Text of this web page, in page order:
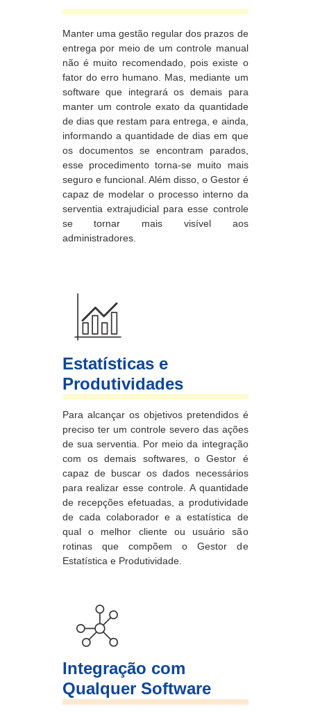
Manter uma gestão regular dos prazos de
entrega por meio de um controle manual
não é muito recomendado, pois existe o
fator do erro humano. Mas, mediante um
software que integrará os demais para
manter um controle exato da quantidade
de dias que restam para entrega, e ainda,
informando a quantidade de dias em que
os documentos se encontram parados,
esse procedimento torna-se muito mais
seguro e funcional. Além disso, o Gestor é
capaz de modelar o processo interno da
serventia extrajudicial para esse controle
se tornar mais visível aos
administradores.
Estatísticas e
Produtividades
Para alcançar os objetivos pretendidos é
preciso ter um controle severo das ações
de sua serventia. Por meio da integração
com os demais softwares, o Gestor é
capaz de buscar os dados necessários
para realizar esse controle. A quantidade
de recepções efetuadas, a produtividade
de cada colaborador e a estatística de
qual o melhor cliente ou usuário são
rotinas que compõem o Gestor de
Estatística e Produtividade.
Integração com
Qualquer Software